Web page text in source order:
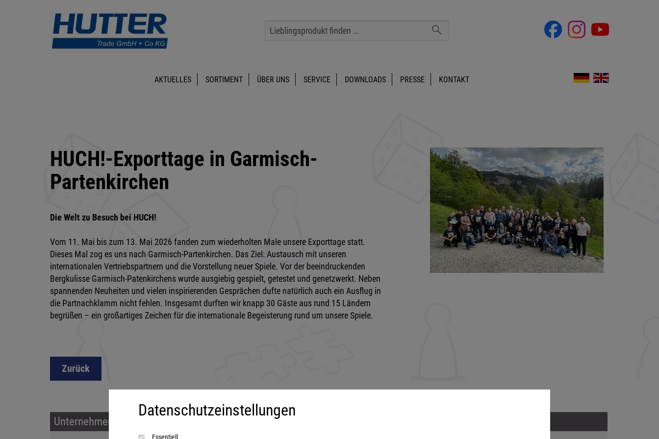
AKTUELLES SORTIMENT ÜBER UNS SERVICE DOWNLOADS PRESSE KONTAKT
HUCH!-Exporttage in Garmisch-
Partenkirchen
Die Welt zu Besuch bei HUCH!
Vom 11. Mai bis zum 13. Mai 2026 fanden zum wiederholten Male unsere Exporttage statt.
Dieses Mal zog es uns nach Garmisch-Partenkirchen. Das Ziel: Austausch mit unseren
internationalen Vertriebspartnern und die Vorstellung neuer Spiele. Vor der beeindruckenden
Bergkulisse Garmisch-Patenkirchens wurde ausgiebig gespielt, getestet und genetzwerkt. Neben
spannenden Neuheiten und vielen inspirierenden Gesprächen dufte natürlich auch ein Ausflug in
die Partnachklamm nicht fehlen. Insgesamt durften wir knapp 30 Gäste aus rund 15 Ländern
begrüßen – ein großartiges Zeichen für die internationale Begeisterung rund um unsere Spiele.
Zurück
Unternehmen & Service
Datenschutzeinstellungen
Essentiell